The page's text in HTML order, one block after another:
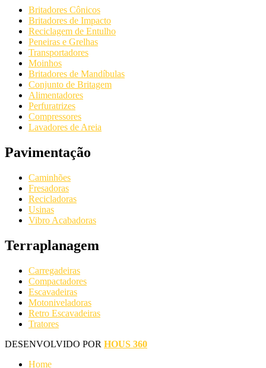
Britadores Cônicos
Britadores de Impacto
Reciclagem de Entulho
Peneiras e Grelhas
Transportadores
Moinhos
Britadores de Mandíbulas
Conjunto de Britagem
Alimentadores
Perfuratrizes
Compressores
Lavadores de Areia
Pavimentação
Caminhões
Fresadoras
Recicladoras
Usinas
Vibro Acabadoras
Terraplanagem
Carregadeiras
Compactadores
Escavadeiras
Motoniveladoras
Retro Escavadeiras
Tratores
DESENVOLVIDO POR HOUS 360
Home